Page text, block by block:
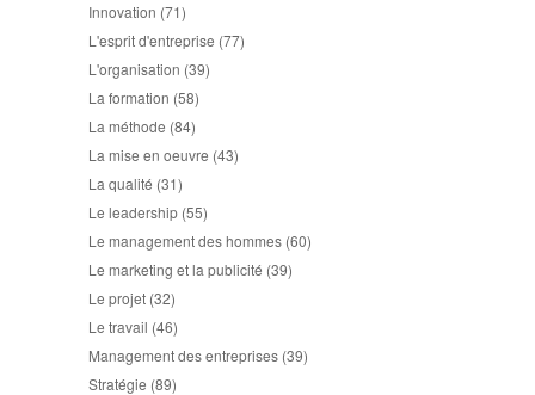
Innovation (71)
L'esprit d'entreprise (77)
L'organisation (39)
La formation (58)
La méthode (84)
La mise en oeuvre (43)
La qualité (31)
Le leadership (55)
Le management des hommes (60)
Le marketing et la publicité (39)
Le projet (32)
Le travail (46)
Management des entreprises (39)
Stratégie (89)